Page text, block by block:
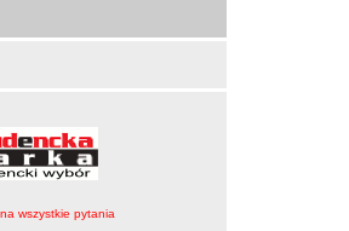
wszystkie pytania